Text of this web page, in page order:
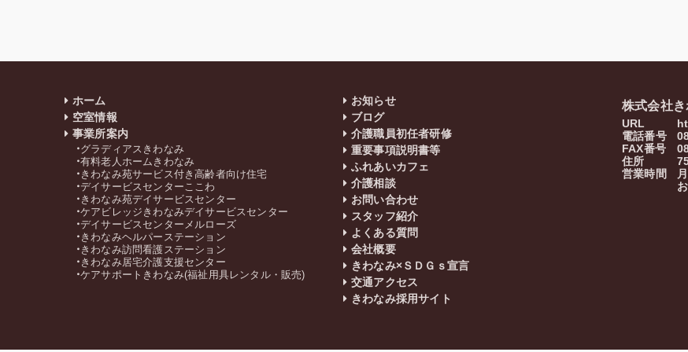
ホーム
空室情報
事業所案内
グラディアスきわなみ
有料老人ホームきわなみ
きわなみ苑サービス付き高齢者向け住宅
デイサービスセンターここわ
きわなみ苑デイサービスセンター
ケアビレッジきわなみデイサービスセンター
デイサービスセンターメルローズ
きわなみヘルパーステーション
きわなみ訪問看護ステーション
きわなみ居宅介護支援センター
ケアサポートきわなみ(福祉用具レンタル・販売)
お知らせ
ブログ
介護職員初任者研修
重要事項説明書等
ふれあいカフェ
介護相談
お問い合わせ
スタッフ紹介
よくある質問
会社概要
きわなみ×ＳＤＧｓ宣言
交通アクセス
きわなみ採用サイト
株式会社
URL
電話番号
FAX番号
住所
営業時間